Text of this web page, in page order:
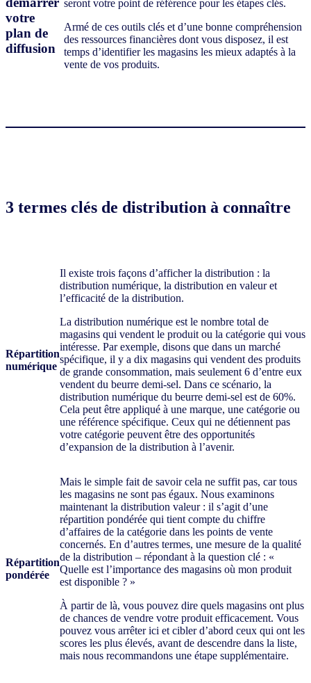
votre
plan de
diffusion
seront votre point de référence pour les étapes clés.
Armé de ces outils clés et d’une bonne compréhension
des ressources financières dont vous disposez, il est
temps d’identifier les magasins les mieux adaptés à la
vente de vos produits.
3 termes clés de distribution à connaître
Répartition
numérique
Il existe trois façons d’afficher la distribution : la
distribution numérique, la distribution en valeur et
l’efficacité de la distribution.
La distribution numérique est le nombre total de
magasins qui vendent le produit ou la catégorie qui vous
intéresse. Par exemple, disons que dans un marché
spécifique, il y a dix magasins qui vendent des produits
de grande consommation, mais seulement 6 d’entre eux
vendent du beurre demi-sel. Dans ce scénario, la
distribution numérique du beurre demi-sel est de 60%.
Cela peut être appliqué à une marque, une catégorie ou
une référence spécifique. Ceux qui ne détiennent pas
votre catégorie peuvent être des opportunités
d’expansion de la distribution à l’avenir.
Répartition
pondérée
Mais le simple fait de savoir cela ne suffit pas, car tous
les magasins ne sont pas égaux. Nous examinons
maintenant la distribution valeur : il s’agit d’une
répartition pondérée qui tient compte du chiffre
d’affaires de la catégorie dans les points de vente
concernés. En d’autres termes, une mesure de la qualité
de la distribution – répondant à la question clé : «
Quelle est l’importance des magasins où mon produit
est disponible ? »
À partir de là, vous pouvez dire quels magasins ont plus
de chances de vendre votre produit efficacement. Vous
pouvez vous arrêter ici et cibler d’abord ceux qui ont les
scores les plus élevés, avant de descendre dans la liste,
mais nous recommandons une étape supplémentaire.